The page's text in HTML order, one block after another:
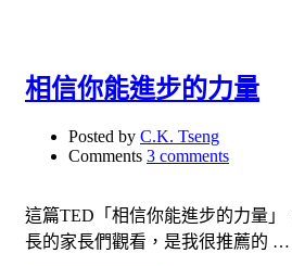
相信你能進步的力量
Posted by C.K. Tseng
Comments 3 comments
這篇TED「相信你能進步的力量
長的家長們觀看，是我很推薦的 …